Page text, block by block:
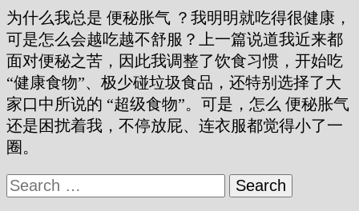
为什么我总是 便秘胀气 ？我明明就吃得很健康，
可是怎么会越吃越不舒服？上一篇说道我近来都
面对便秘之苦，因此我调整了饮食习惯，开始吃
“健康食物”、极少碰垃圾食品，还特别选择了大
家口中所说的 “超级食物”。可是，怎么 便秘胀气
还是困扰着我，不停放屁、连衣服都觉得小了一
圈。
Search
for: